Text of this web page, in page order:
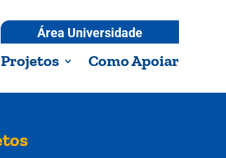
Área Universidade
Projetos Como Apoiar